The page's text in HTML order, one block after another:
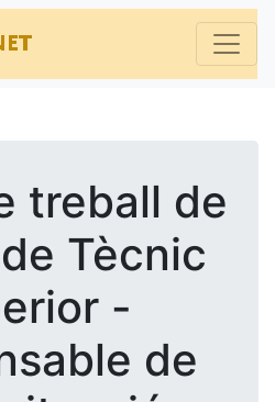
treball de
Tècnic
-
de